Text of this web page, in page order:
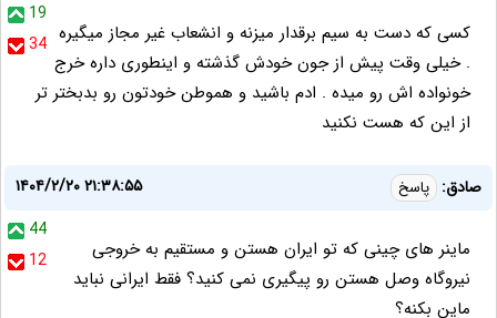
19
34 کسی که دست به سیم برقدار میزنه و انشعاب غیر مجاز میگیره
. خیلی وقت پیش از جون خودش گذشته و اینطوری داره خرج
خونواده اش رو میده . ادم باشید و هموطن خودتون رو بدبختر تر
از این که هست نکنید
صادق: پاسخ
۱۴۰۴/۲/۲۰ ۲۱:۳۸:۵۵
44
12
ماینر های چینی که تو ایران هستن و مستقیم به خروجی
نیروگاه وصل هستن رو پیگیری نمی کنید؟ فقط ایرانی نباید
ماین بکنه؟